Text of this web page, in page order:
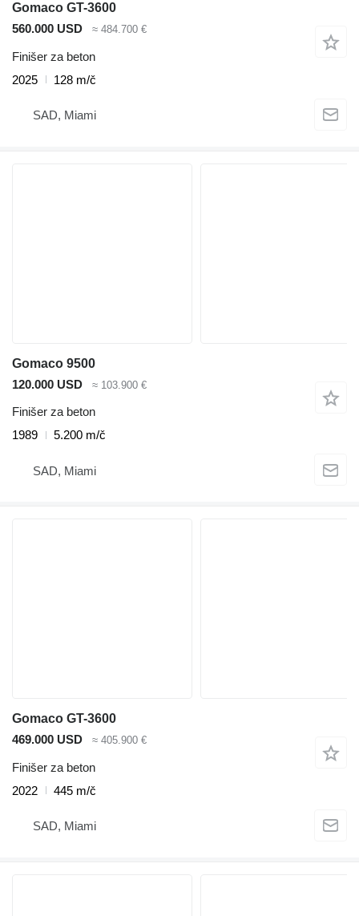
Gomaco GT-3600
560.000 USD
≈ 484.700 €
Finišer za beton
2025
128 m/č
SAD, Miami
Gomaco 9500
120.000 USD
≈ 103.900 €
Finišer za beton
1989
5.200 m/č
SAD, Miami
Gomaco GT-3600
469.000 USD
≈ 405.900 €
Finišer za beton
2022
445 m/č
SAD, Miami